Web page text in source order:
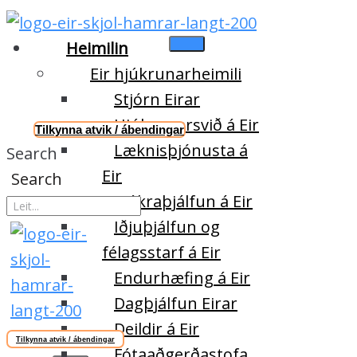
Heimilin
Eir hjúkrunarheimili
Stjórn Eirar
Hjúkrunarsvið á Eir
Læknisþjónusta á
Eir
Sjúkraþjálfun á Eir
Iðjuþjálfun og
félagsstarf á Eir
Endurhæfing á Eir
Dagþjálfun Eirar
Deildir á Eir
Tilkynna atvik / ábendingar
Search
Search
Tilkynna atvik / ábendingar